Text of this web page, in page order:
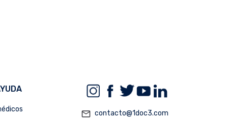
mail_outline contacto@1doc3.com